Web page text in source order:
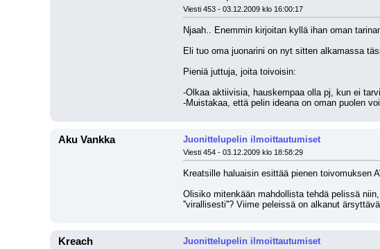
Viesti 453 - 03.12.2009 klo 16:00:17
Njaah.. Enemmin kirjoitan kyllä ihan oman
Eli tuo oma juonarini on nyt sitten alkamassa
Pieniä juttuja, joita toivoisin:
-Olkaa aktiivisia, hauskempaa olla pj, kun ei
-Muistakaa, että pelin ideana on oman puolen
Aku Vankka Juonittelupelin ilmoittautumiset
Viesti 454 - 03.12.2009 klo 18:58:29
Kreatsille haluaisin esittää pienen toivomuksen
Olisiko mitenkään mahdollista tehdä pelissä
''virallisesti''? Viime peleissä on alkanut
Kreach Juonittelupelin ilmoittautumiset